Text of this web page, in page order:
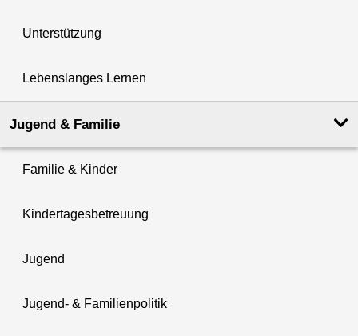
Unterstützung
Lebenslanges Lernen
Jugend & Familie
Familie & Kinder
Kindertagesbetreuung
Jugend
Jugend- & Familienpolitik